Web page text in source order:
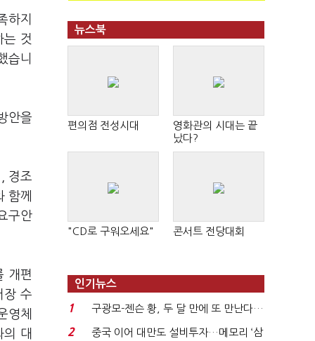
하지
는 것
습니
안을
경조
함께
구안
개편
장 수
영체
의 대
뉴스북
편의점 전성시대
영화관의 시대는 끝
났다?
"CD로 구워오세요" 콘서트 전당대회
인기뉴스
1
구광모-젠슨 황, 두 달 만에 또 만난다…
로봇·AI 등 논...
2
중국 이어 대만도 설비투자…메모리 ‘삼